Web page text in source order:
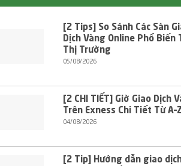
[2 Tips] So Sánh Các Sàn
Dịch Vàng Online Phổ Biến
Thị Trường
05/08/2026
[2 CHI TIẾT] Giờ Giao Dịch
Trên Exness Chi Tiết Từ A–Z
04/08/2026
[2 Tip] Hướng dẫn giao